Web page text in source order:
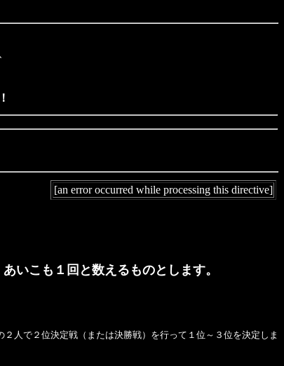
[an error occurred while processing this directive]
いこも１回と数えるものとします。
人で２位決定戦（または決勝戦）を行って１位～３位を決定しま